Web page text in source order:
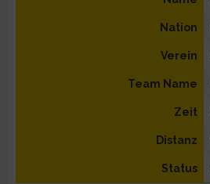
Nation
Verein
Team Name
Zeit
Distanz
Status